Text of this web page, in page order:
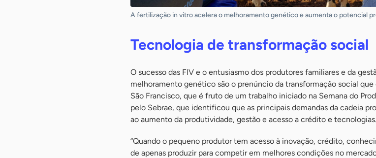
A fertilização in vitro acelera o melhoramento genético e aumenta o potencial
Tecnologia de transformação social
O sucesso das FIV e o entusiasmo dos produtores familiares e da
melhoramento genético são o prenúncio da transformação social
São Francisco, que é fruto de um trabalho iniciado na Semana do
pelo Sebrae, que identificou que as principais demandas da cadeia
ao aumento da produtividade, gestão e acesso a crédito e tecnologias.
“Quando o pequeno produtor tem acesso à inovação, crédito,
de apenas produzir para competir em melhores condições no